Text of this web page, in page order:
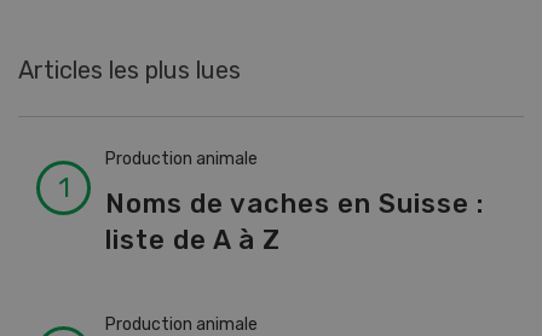
Articles les plus lues
Production animale
Noms de vaches en Suisse :
liste de A à Z
Production animale